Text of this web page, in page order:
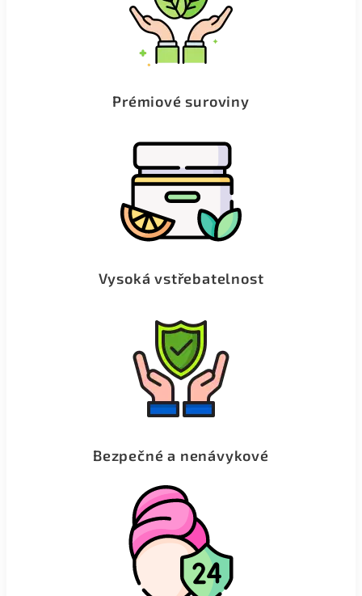
Prémiové suroviny
Vysoká vstřebatelnost
Bezpečné a nenávykové